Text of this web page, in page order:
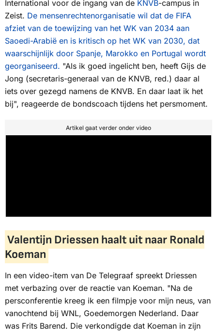
International voor de ingang van de KNVB-campus in
Zeist. De mensenrechtenorganisatie wil dat de FIFA
afziet van de toewijzing van het WK van 2034 aan
Saoedi-Arabië en is kritisch op het WK van 2030, dat
waarschijnlijk door Spanje, Marokko en Portugal wordt
georganiseerd. "Als ik goed ingelicht ben, heeft Gijs de
Jong (secretaris-generaal van de KNVB, red.) daar al
iets over gezegd namens de KNVB. En daar laat ik het
bij", reageerde de bondscoach tijdens het persmoment.
Artikel gaat verder onder video
Valentijn Driessen haalt uit naar Ronald
Koeman
In een video-item van De Telegraaf spreekt Driessen
met verbazing over de reactie van Koeman. "Na de
persconferentie kreeg ik een filmpje voor mijn neus, van
vanochtend bij WNL, Goedemorgen Nederland. Daar
was Frits Barend. Die verkondigde dat Koeman in zijn